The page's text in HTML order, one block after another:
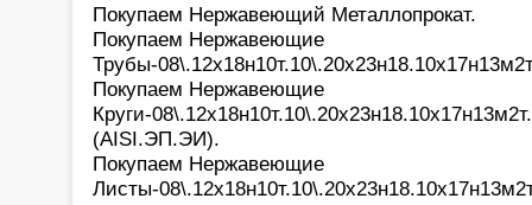
Покупаем Нержавеющий Металлопрокат.
Покупаем Нержавеющие
Трубы-
Покупаем Нержавеющие
Круги-
(AISI.ЭП.ЭИ).
Покупаем Нержавеющие
Листы-